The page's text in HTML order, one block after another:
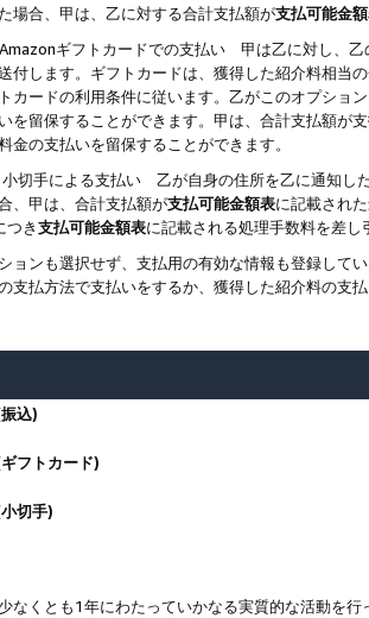
場合、甲は、乙に対する合計支払額が支払可能金
Amazonギフトカードでの支払い 甲は乙に対し、乙
付します。ギフトカードは、獲得した紹介料相当
カードの利用条件に従います。乙がこのオプショ
を留保することができます。甲は、合計支払額が
金の支払いを留保することができます。
小切手による支払い 乙が自身の住所を乙に通知し
、甲は、合計支払額が支払可能金額表に記載され
つき支払可能金額表に記載される処理手数料を差し
ョンも選択せず、支払用の有効な情報も登録して
支払方法で支払いをするか、獲得した紹介料の支
込)
フトカード)
切手)
なくとも1年にわたっていかなる実質的な活動を